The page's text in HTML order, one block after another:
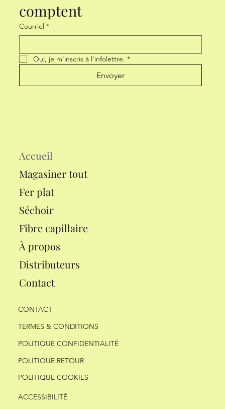
comptent
Courriel *
Oui, je m'inscris à l'infolettre. *
Envoyer
Accueil
Magasiner tout
Fer plat
Séchoir
Fibre capillaire
À propos
Distributeurs
Contact
CONTACT
TERMES & CONDITIONS
POLITIQUE CONFIDENTIALITÉ
POLITIQUE RETOUR
POLITIQUE COOKIES
ACCESSIBILITÉ